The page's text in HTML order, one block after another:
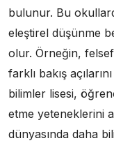
bulunur. Bu
eleştirel düşünme
olur. Örneğin,
farklı bakış
bilimler lisesi,
etme yeteneklerini
dünyasında daha